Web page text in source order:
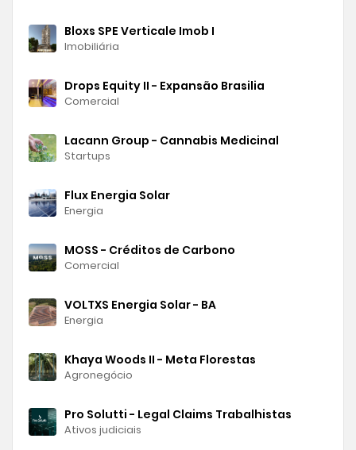
Bloxs SPE Verticale Imob I
Imobiliária
Drops Equity II - Expansão Brasilia
Comercial
Lacann Group - Cannabis Medicinal
Startups
Flux Energia Solar
Energia
MOSS - Créditos de Carbono
Comercial
VOLTXS Energia Solar - BA
Energia
Khaya Woods II - Meta Florestas
Agronegócio
Pro Solutti - Legal Claims Trabalhistas
Ativos judiciais